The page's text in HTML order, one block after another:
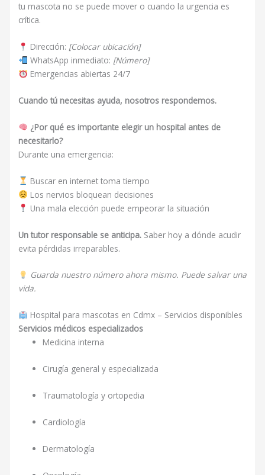
tu mascota no se puede mover o cuando la urgencia es
crítica.
Dirección: [Colocar ubicación]
WhatsApp inmediato: [Número]
Emergencias abiertas 24/7
Cuando tú necesitas ayuda, nosotros respondemos.
¿Por qué es importante elegir un hospital antes de
necesitarlo?
Durante una emergencia:
Buscar en internet toma tiempo
Los nervios bloquean decisiones
Una mala elección puede empeorar la situación
Un tutor responsable se anticipa. Saber hoy a dónde acudir
evita pérdidas irreparables.
Guarda nuestro número ahora mismo. Puede salvar una
vida.
Hospital para mascotas en Cdmx – Servicios disponibles
Servicios médicos especializados
Medicina interna
Cirugía general y especializada
Traumatología y ortopedia
Cardiología
Dermatología